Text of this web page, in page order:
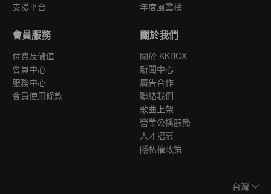
支援平台
年度風雲榜
會員服務
付費及儲值
會員中心
服務中心
會員使用條款
關於我們
關於 KKBOX
新聞中心
廣告合作
聯絡我們
歌曲上架
營業公播服務
人才招募
隱私權政策
台灣